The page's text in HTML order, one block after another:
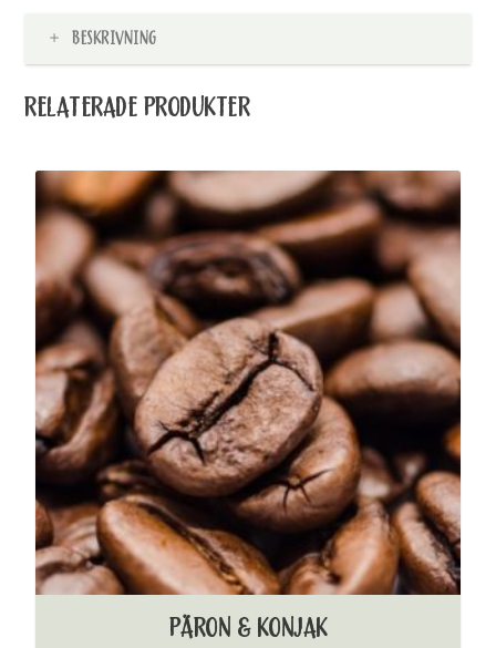
BESKRIVNING
RELATERADE PRODUKTER
PÄRON & KONJAK